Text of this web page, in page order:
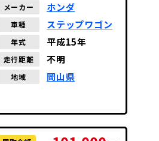
メーカー ホンダ
車種 ステップワゴン
年式 平成15年
走行距離 不明
地域 岡山県